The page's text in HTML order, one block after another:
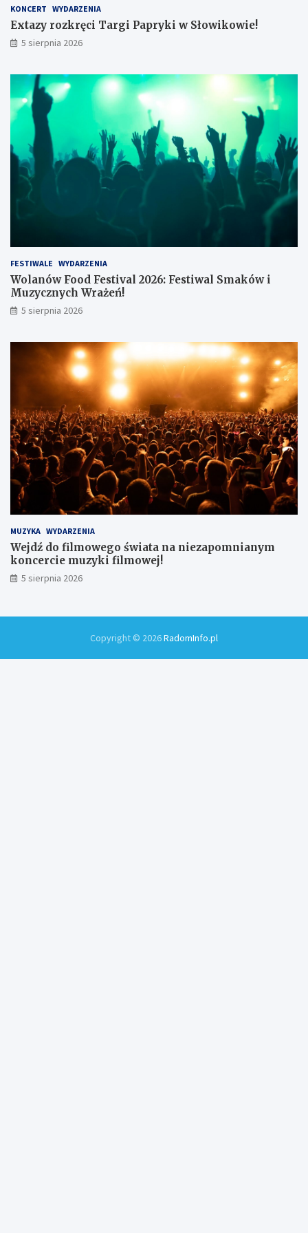
ż
k
i
z
t
y
s
z
KONCERT WYDARZENIA
Extazy rozkręci Targi Papryki w Słowikowie!
5 sierpnia 2026
FESTIWALE WYDARZENIA
Wolanów Food Festival 2026: Festiwal Smaków i
Muzycznych Wrażeń!
5 sierpnia 2026
MUZYKA WYDARZENIA
Wejdź do filmowego świata na niezapomnianym
koncercie muzyki filmowej!
5 sierpnia 2026
Copyright © 2026RadomInfo.pl